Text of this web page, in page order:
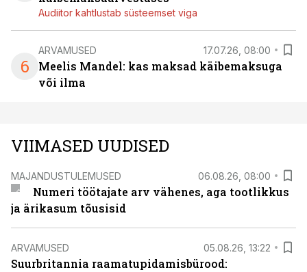
Audiitor kahtlustab süsteemset viga
6
ARVAMUSED 17.07.26, 08:00
Meelis Mandel: kas maksad käibemaksuga
või ilma
VIIMASED UUDISED
MAJANDUSTULEMUSED 06.08.26, 08:00
Numeri töötajate arv vähenes, aga tootlikkus
ja ärikasum tõusisid
ARVAMUSED 05.08.26, 13:22
Suurbritannia raamatupidamisbürood: